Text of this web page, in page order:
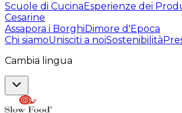
Scuole di CucinaEsperienze dei
Cesarine
Assapora i BorghiDimore d'Epoca
Chi siamoUnisciti a noiSostenibilità
Cambia lingua